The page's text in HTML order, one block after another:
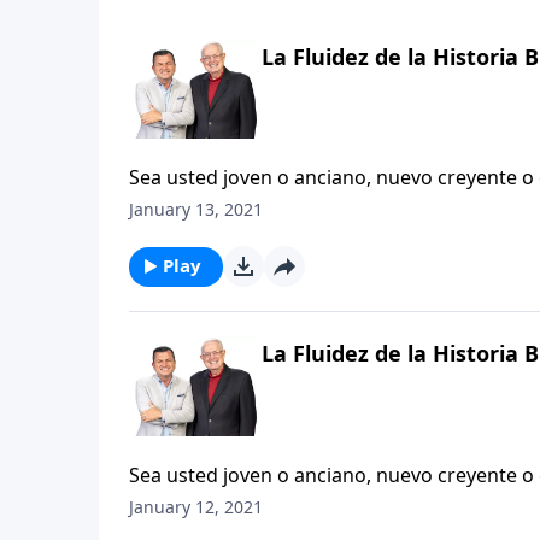
La Fluidez de la Historia
Sea usted joven o anciano, nuevo creyente
para nuestra dirección espiritual. Pero
propósito de este estudio es ayudarle, no
encaja todo, sino que usted pueda dejarse
January 13, 2021
Play
La Fluidez de la Historia
Sea usted joven o anciano, nuevo creyente
para nuestra dirección espiritual. Pero
January 12, 2021